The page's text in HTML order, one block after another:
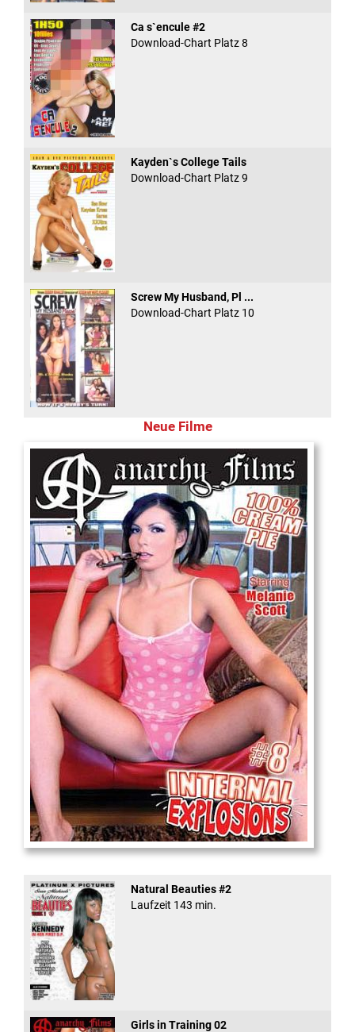
Ca s`encule #2
Download-Chart Platz 8
Kayden`s College Tails
Download-Chart Platz 9
Screw My Husband, Pl ...
Download-Chart Platz 10
Neue Filme
Internal Explosionen
Natural Beauties #2
Laufzeit 143 min.
Girls in Training 02